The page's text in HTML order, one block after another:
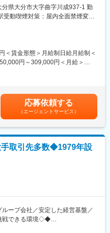
ます。期初に上長との間で目標
返る人事制度や集合研修・e-ラ
った学習形態が採用され、組織
また、ソニーグループ全体で開
ニクス商品のものづくりの一翼
、マイクロホンの設計から製
マイクロホン基幹工場であり、
ます。
雇用実績を持ち、男女・年齢・
提供しています。
社員食堂などの共有スペースも
ュニケーションも多く、気の置
新規事業拡大のための増員募集
動車関連部品組立ての自動化装
を行っています。今回募集する
しつつ、新要素技術を取り込み
いただきます：
置の設計・開発
技術サポート
で構成されており、平均年齢40代
連携してプロジェクトを推進して
端技術に触れることができ、技術
分県大分市大字曲字川成937-1 勤
動喫煙対策：屋内全面禁煙変更
モートワーク含む）
＜賃金形態＞月給制日給月給制＜
円～309,000円＜月給＞
た表記です。応募依頼する
（エージェントサービス）
取引先多数◆1979年設
ープ会社／安定した経営基盤／
戦できる環境◇◆